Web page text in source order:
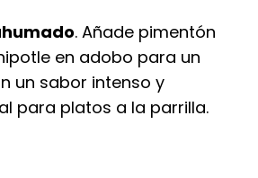
. Añade pimentón
en adobo para un
un sabor intenso y
para platos a la parrilla.